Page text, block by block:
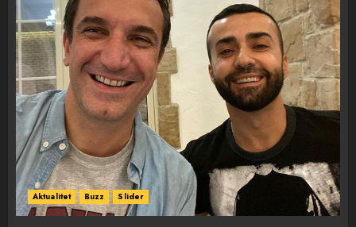
Aktualitet Buzz Slider